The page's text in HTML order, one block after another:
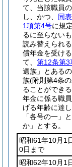
て、当該職員
し、かつ、 同表
1項第4号に規
るに至らない
読み替えられ
償年金を受け
て、 第12条第3
遺族」とある
族(附則第4条
ることができ
年金に係る職
げる年齢に達
「各号の一」
か」とする。
昭和61年10月1
0日まで
昭和62年10月1